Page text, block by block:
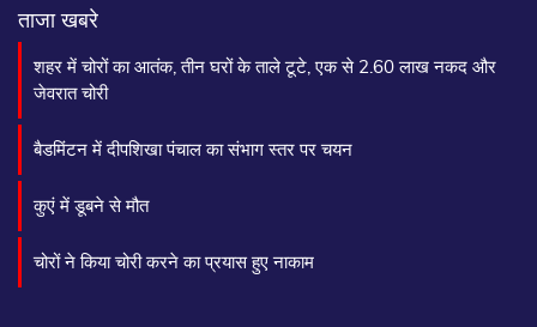
ताजा खबरे
शहर में चोरों का आतंक, तीन घरों के ताले टूटे, एक से 2.60 लाख नकद और
जेवरात चोरी
बैडमिंटन में दीपशिखा पंचाल का संभाग स्तर पर चयन
कुएं में डूबने से मौत
चोरों ने किया चोरी करने का प्रयास हुए नाकाम